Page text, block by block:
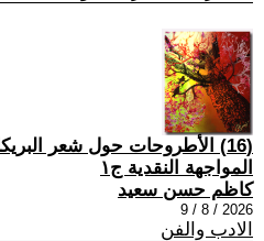
(16) الأطروحات حول شعر
المواجهة النقدية ج١
كاظم حسن سعيد
2026 / 8 / 9
الادب والفن